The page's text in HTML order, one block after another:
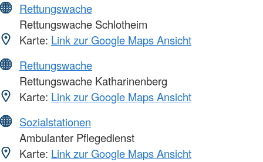
Rettungswache
Rettungswache Schlotheim
Karte: Link zur Google Maps Ansicht
Rettungswache
Rettungswache Katharinenberg
Karte: Link zur Google Maps Ansicht
Sozialstationen
Ambulanter Pflegedienst
Karte: Link zur Google Maps Ansicht